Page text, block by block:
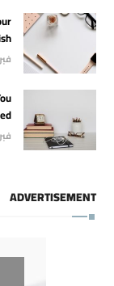
ADVERTISEMENT